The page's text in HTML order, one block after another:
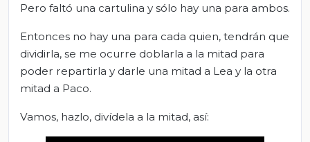
Pero faltó una cartulina y sólo hay una para ambos.
Entonces no hay una para cada quien, tendrán que
dividirla, se me ocurre doblarla a la mitad para
poder repartirla y darle una mitad a Lea y la otra
mitad a Paco.
Vamos, hazlo, divídela a la mitad, así: